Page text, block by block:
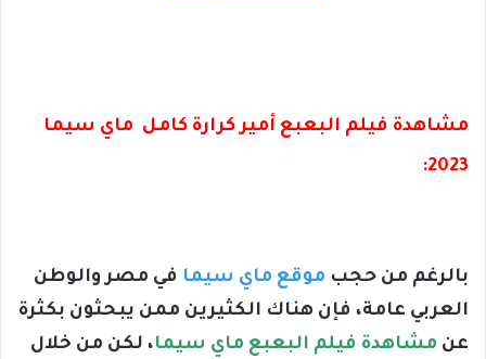
مشاهدة فيلم البعبع أمير كرارة كامل ماي سيما
2023:
بالرغم من حجب موقع ماي سيما في مصر والوطن
العربي عامة، فإن هناك الكثيرين ممن يبحثون بكثرة
عن مشاهدة فيلم البعبع ماي سيما، لكن من خلال